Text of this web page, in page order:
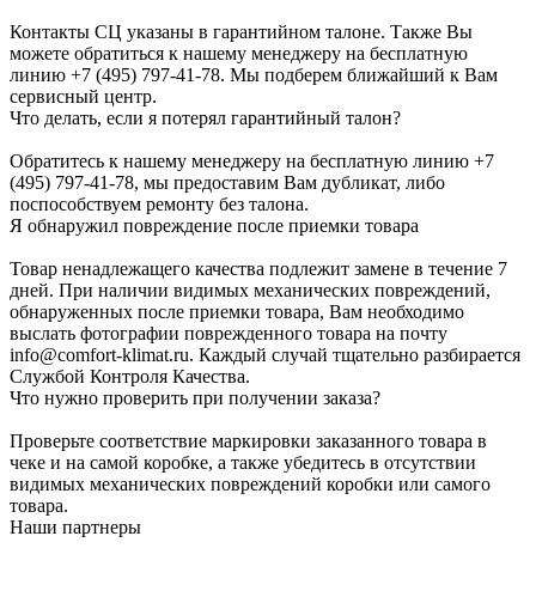
Контакты СЦ указаны в гарантийном талоне. Также Вы
можете обратиться к нашему менеджеру на бесплатную
линию +7 (495) 797-41-78. Мы подберем ближайший к Вам
сервисный центр.
Что делать, если я потерял гарантийный талон?
Обратитесь к нашему менеджеру на бесплатную линию +7
(495) 797-41-78, мы предоставим Вам дубликат, либо
поспособствуем ремонту без талона.
Я обнаружил повреждение после приемки товара
Товар ненадлежащего качества подлежит замене в течение 7
дней. При наличии видимых механических повреждений,
обнаруженных после приемки товара, Вам необходимо
выслать фотографии поврежденного товара на почту
info@comfort-klimat.ru. Каждый случай тщательно разбирается
Службой Контроля Качества.
Что нужно проверить при получении заказа?
Проверьте соответствие маркировки заказанного товара в
чеке и на самой коробке, а также убедитесь в отсутствии
видимых механических повреждений коробки или самого
товара.
Наши партнеры